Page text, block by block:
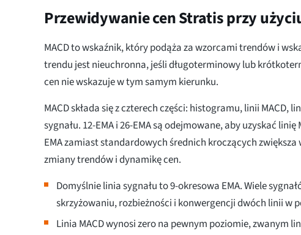
Przewidywanie cen Stratis przy
MACD to wskaźnik, który podąża za wzorcami trendów i
trendu jest nieuchronna, jeśli długoterminowy lub
cen nie wskazuje w tym samym kierunku.
MACD składa się z czterech części: histogramu, linii MACD,
sygnału. 12-EMA i 26-EMA są odejmowane, aby uzyskać linię
EMA zamiast standardowych średnich kroczących zwiększa
zmiany trendów i dynamikę cen.
Domyślnie linia sygnału to 9-okresowa EMA. Wiele
skrzyżowaniu, rozbieżności i konwergencji dwóch linii w
Linia MACD wynosi zero na pewnym poziomie, zwanym